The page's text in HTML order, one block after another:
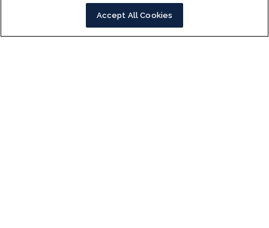
Accept All Cookies